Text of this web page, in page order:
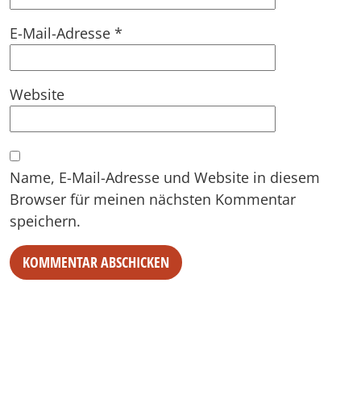
E-Mail-Adresse *
Website
Name, E-Mail-Adresse und Website in diesem
Browser für meinen nächsten Kommentar
speichern.